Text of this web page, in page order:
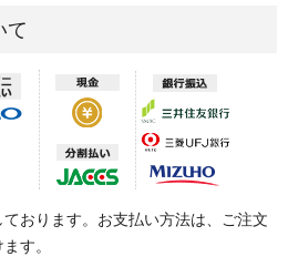
て
おります。お支払い方法は、ご注文
す。